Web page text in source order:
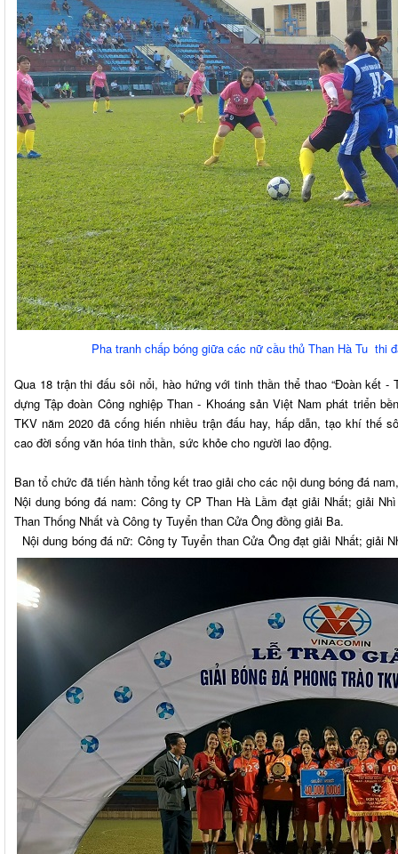
Pha tranh chấp bóng giữa các nữ cầu thủ Than Hà Tu thi
Qua 18 trận thi đấu sôi nổi, hào hứng với tinh thần thể thao “Đoàn kết -
dựng Tập đoàn Công nghiệp Than - Khoáng sản Việt Nam phát triển
TKV năm 2020 đã cống hiến nhiều trận đấu hay, hấp dẫn, tạo khí thế
cao đời sống văn hóa tinh thần, sức khỏe cho người lao động.
Ban tổ chức đã tiến hành tổng kết trao giải cho các nội dung bóng đá
Nội dung bóng đá nam: Công ty CP Than Hà Lầm đạt giải Nhất; giải
Than Thống Nhất và Công ty Tuyển than Cửa Ông đồng giải Ba.
Nội dung bóng đá nữ: Công ty Tuyển than Cửa Ông đạt giải Nhất; giải